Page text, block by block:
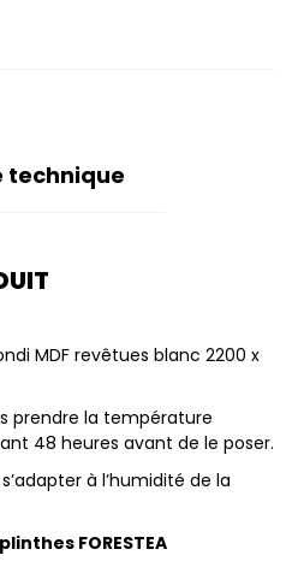
technique
MDF revêtues blanc 2200 x
prendre la température
48 heures avant de le poser.
à l’humidité de la
FORESTEA